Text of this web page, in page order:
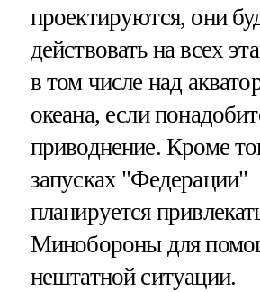
проектируются, они
действовать на всех
в том числе над
океана, если
приводнение. Кроме
запусках "Федерации"
планируется
Минобороны для
нештатной ситуации.